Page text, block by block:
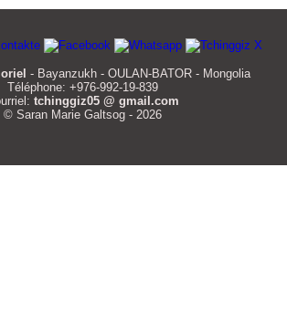
- Bayanzukh - OULAN-BATOR - Mongolia
Téléphone: +976-992-19-839
tchinggiz05 @ gmail.com
© Saran Marie Galtsog - 2026